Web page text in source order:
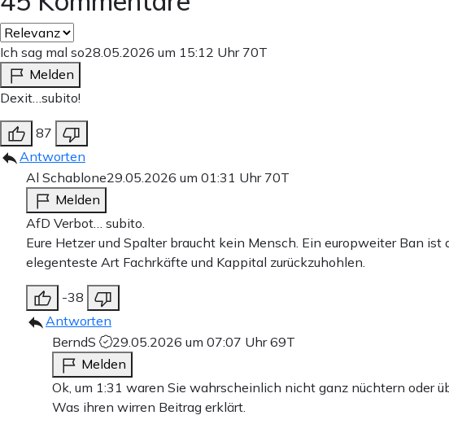
Ich sag mal so28.05.2026 um 15:12 Uhr 70T
Melden
Dexit…subito!
87
Antworten
Al Schablone29.05.2026 um 01:31 Uhr 70T
Melden
AfD Verbot… subito.
Eure Hetzer und Spalter braucht kein Mensch. Ein europweiter Ban ist
elegenteste Art Fachrkäfte und Kappital zurückzuhohlen.
-38
Antworten
BerndS
29.05.2026 um 07:07 Uhr69T
Melden
Ok, um 1:31 waren Sie wahrscheinlich nicht ganz nüchtern oder
Was ihren wirren Beitrag erklärt.